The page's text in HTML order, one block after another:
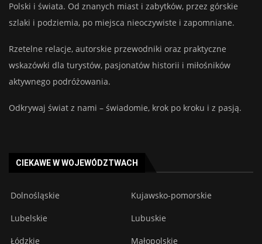
Polski i świata. Od znanych miast i zabytków, przez górskie
szlaki i podziemia, po miejsca nieoczywiste i zapomniane.
Rzetelne relacje, autorskie przewodniki oraz praktyczne
wskazówki dla turystów, pasjonatów historii i miłośników
aktywnego podróżowania.
Odkrywaj świat z nami – świadomie, krok po kroku i z pasją.
CIEKAWE W WOJEWÓDZTWACH
Dolnośląskie Kujawsko-pomorskie
Lubelskie Lubuskie
Łódzkie Małopolskie